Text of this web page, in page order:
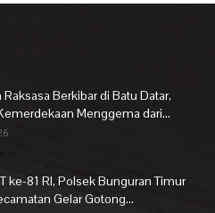
Berkibar di Batu Datar,
Menggema dari...
ke-81 RI, Polsek Bunguran Timur
Gelar Gotong...